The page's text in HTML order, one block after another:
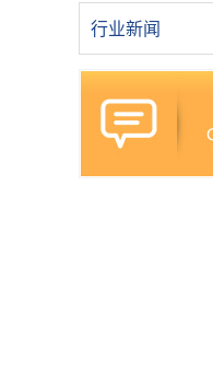
行业新闻